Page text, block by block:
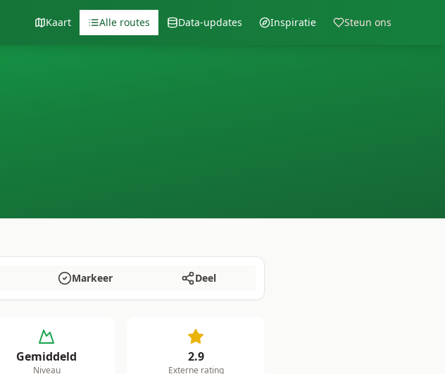
Kaart Alle routes Data-updates Inspiratie Steun ons
Markeer Deel
Gemiddeld
Niveau
2.9
Externe rating